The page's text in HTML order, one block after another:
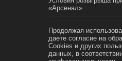
«Арсенал»
Продолжая
даете согласие на
Cookies и других
данных, в